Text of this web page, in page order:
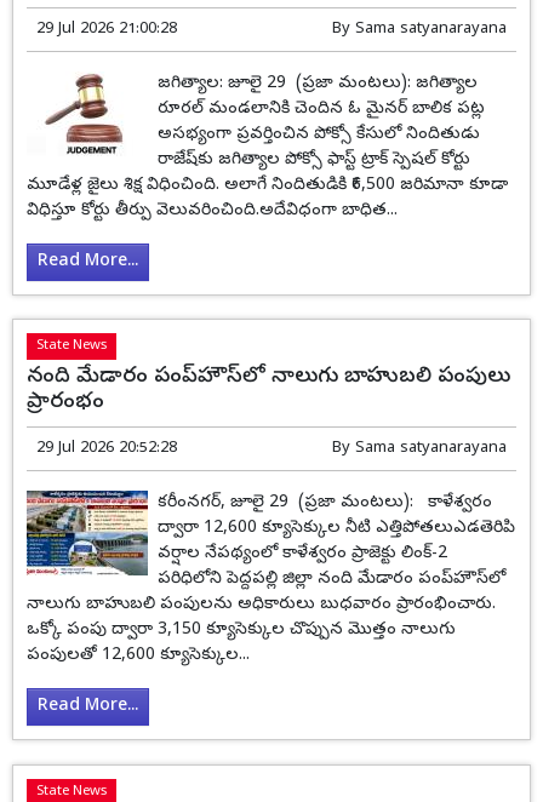
29 Jul 2026 21:00:28 By Sama satyanarayana
జగిత్యాల: జూలై 29 (ప్రజా మంటలు): జగిత్యాల
రూరల్ మండలానికి చెందిన ఓ మైనర్ బాలిక పట్ల
అసభ్యంగా ప్రవర్తించిన పోక్సో కేసులో నిందితుడు
రాజేష్‌కు జగిత్యాల పోక్సో ఫాస్ట్ ట్రాక్ స్పెషల్ కోర్టు
మూడేళ్ల జైలు శిక్ష విధించింది. అలాగే నిందితుడికి ₹6,500 జరిమానా కూడా
విధిస్తూ కోర్టు తీర్పు వెలువరించింది.అదేవిధంగా బాధిత...
Read More...
State News
నంది మేడారం పంప్‌హౌస్‌లో నాలుగు బాహుబలి పంపులు
ప్రారంభం
29 Jul 2026 20:52:28 By Sama satyanarayana
కరీంనగర్, జూలై 29 (ప్రజా మంటలు): కాళేశ్వరం
ద్వారా 12,600 క్యూసెక్కుల నీటి ఎత్తిపోతలుఎడతెరిపి
వర్షాల నేపథ్యంలో కాళేశ్వరం ప్రాజెక్టు లింక్-2
పరిధిలోని పెద్దపల్లి జిల్లా నంది మేడారం పంప్‌హౌస్‌లో
నాలుగు బాహుబలి పంపులను అధికారులు బుధవారం ప్రారంభించారు.
ఒక్కో పంపు ద్వారా 3,150 క్యూసెక్కుల చొప్పున మొత్తం నాలుగు
పంపులతో 12,600 క్యూసెక్కుల...
Read More...
State News